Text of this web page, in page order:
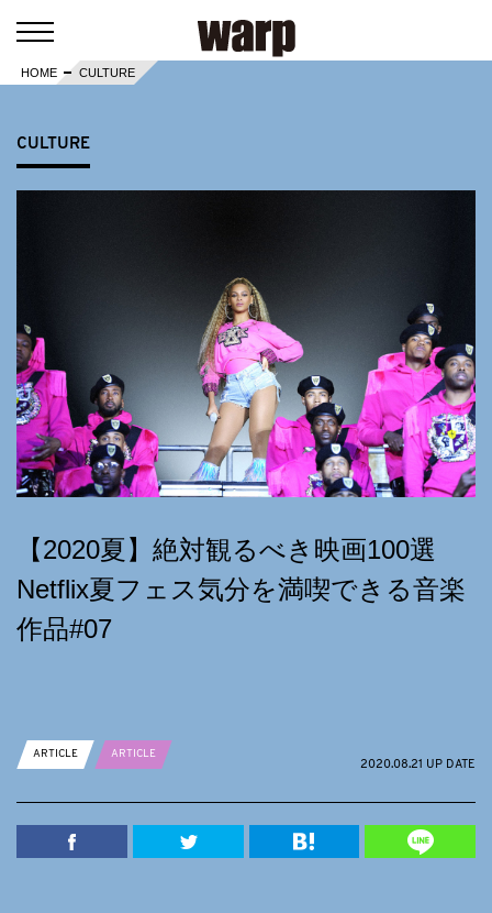
HOME CULTURE
CULTURE
【2020夏】絶対観るべき映画100選
Netflix夏フェス気分を満喫できる音楽
作品#07
ARTICLE
ARTICLE
2020.08.21 UP DATE